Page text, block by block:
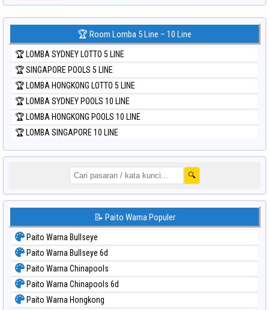
🏆 Room Lomba 5 Line – 10 Line
🏆 LOMBA SYDNEY LOTTO 5 LINE
🏆 SINGAPORE POOLS 5 LINE
🏆 LOMBA HONGKONG LOTTO 5 LINE
🏆 LOMBA SYDNEY POOLS 10 LINE
🏆 LOMBA HONGKONG POOLS 10 LINE
🏆 LOMBA SINGAPORE 10 LINE
🔍
📝 Paito Warna Populer
Paito Warna Bullseye
Paito Warna Bullseye 6d
Paito Warna Chinapools
Paito Warna Chinapools 6d
Paito Warna Hongkong